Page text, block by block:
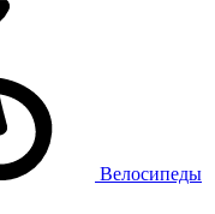
Велосипеды